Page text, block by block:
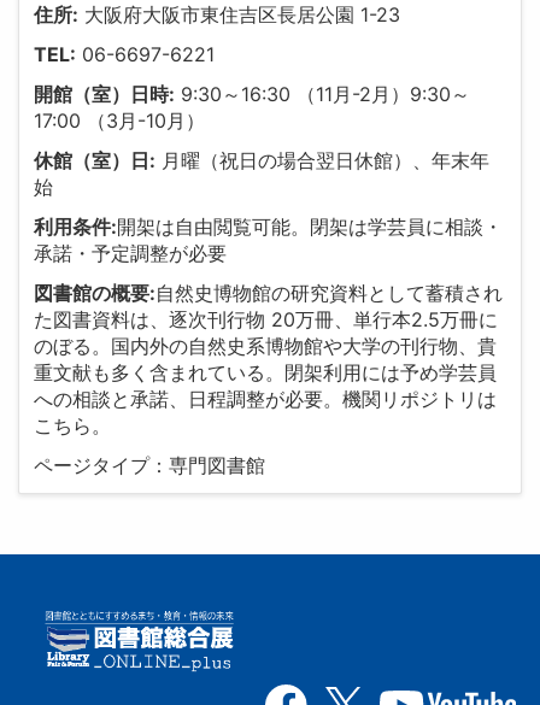
住所: 大阪府大阪市東住吉区長居公園 1-23
TEL: 06-6697-6221
開館（室）日時: 9:30～16:30 （11月-2月）9:30～
17:00 （3月-10月）
休館（室）日: 月曜（祝日の場合翌日休館）、年末年
始
利用条件:開架は自由閲覧可能。閉架は学芸員に相談・
承諾・予定調整が必要
図書館の概要:自然史博物館の研究資料として蓄積され
た図書資料は、逐次刊行物 20万冊、単行本2.5万冊に
のぼる。国内外の自然史系博物館や大学の刊行物、貴
重文献も多く含まれている。閉架利用には予め学芸員
への相談と承諾、日程調整が必要。機関リポジトリは
こちら。
ページタイプ：専門図書館